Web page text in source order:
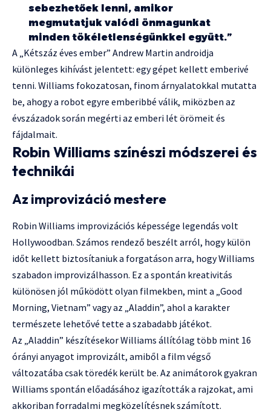
sebezhetőek lenni, amikor
megmutatjuk valódi önmagunkat
minden tökéletlenségünkkel együtt.”
A „Kétszáz éves ember” Andrew Martin androidja
különleges kihívást jelentett: egy gépet kellett emberivé
tenni. Williams fokozatosan, finom árnyalatokkal mutatta
be, ahogy a robot egyre emberibbé válik, miközben az
évszázadok során megérti az emberi lét örömeit és
fájdalmait.
Robin Williams színészi módszerei és
technikái
Az improvizáció mestere
Robin Williams improvizációs képessége legendás volt
Hollywoodban. Számos rendező beszélt arról, hogy külön
időt kellett biztosítaniuk a forgatáson arra, hogy Williams
szabadon improvizálhasson. Ez a spontán kreativitás
különösen jól működött olyan filmekben, mint a „Good
Morning, Vietnam” vagy az „Aladdin”, ahol a karakter
természete lehetővé tette a szabadabb játékot.
Az „Aladdin” készítésekor Williams állítólag több mint 16
órányi anyagot improvizált, amiből a film végső
változatába csak töredék került be. Az animátorok gyakran
Williams spontán előadásához igazították a rajzokat, ami
akkoriban forradalmi megközelítésnek számított.